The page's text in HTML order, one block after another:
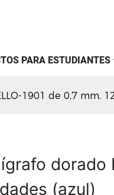
PARA ESTUDIANTES
1901 de 0,7 mm,
dorado
(azul)